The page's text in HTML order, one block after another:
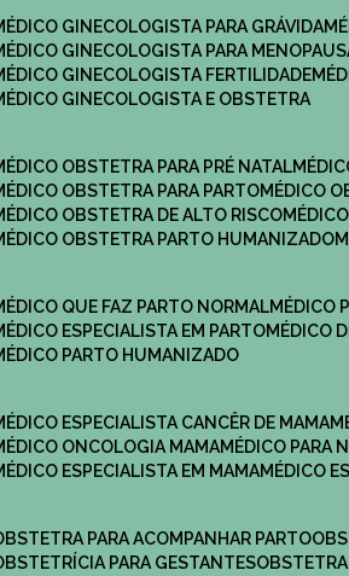
MÉDICO GINECOLOGISTA PARA GRÁVIDA
MÉDICO GINECOLOGISTA PARA
MÉDICO GINECOLOGISTA FERTILIDADE
MÉDICO GINECOLOGISTA E OBSTETRA
MÉDICO OBSTETRA PARA PRÉ NATAL
MÉDICO OBSTETRA PARA PARTO
MÉDICO
MÉDICO OBSTETRA DE ALTO RISCO
MÉDICO OBSTETRA PARTO HUMANIZADO
MÉDICO QUE FAZ PARTO NORMAL
MÉDICO ESPECIALISTA EM PARTO
MÉDICO PARTO HUMANIZADO
MÉDICO ESPECIALISTA CANCÊR DE MAMA
MÉDICO ONCOLOGIA MAMA
MÉDICO
MÉDICO ESPECIALISTA EM MAMA
MÉDICO
OBSTETRA PARA ACOMPANHAR PARTO
OBSTETRÍCIA PARA GESTANTES